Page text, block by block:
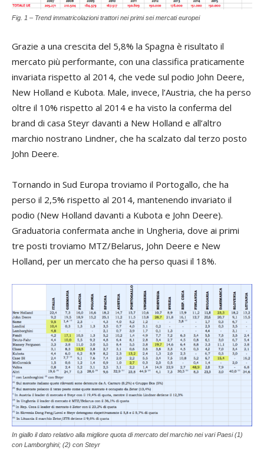
Fig. 1 – Trend immatricolazioni trattori nei primi sei mercati europei
Grazie a una crescita del 5,8% la Spagna è risultato il
mercato più performante, con una classifica praticamente
invariata rispetto al 2014, che vede sul podio John Deere,
New Holland e Kubota. Male, invece, l’Austria, che ha perso
oltre il 10% rispetto al 2014 e ha visto la conferma del
brand di casa Steyr davanti a New Holland e all’altro
marchio nostrano Lindner, che ha scalzato dal terzo posto
John Deere.
Tornando in Sud Europa troviamo il Portogallo, che ha
perso il 2,5% rispetto al 2014, mantenendo invariato il
podio (New Holland davanti a Kubota e John Deere).
Graduatoria confermata anche in Ungheria, dove ai primi
tre posti troviamo MTZ/Belarus, John Deere e New
Holland, per un mercato che ha perso quasi il 18%.
In giallo il dato relativo alla migliore quota di mercato del marchio nei vari Paesi (1)
con Lamborghini; (2) con Steyr